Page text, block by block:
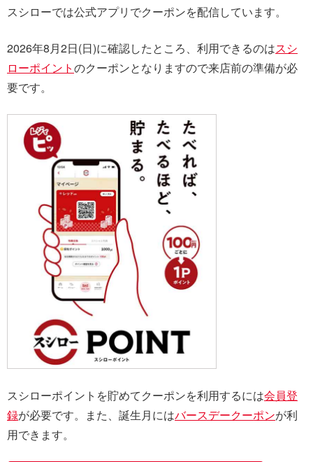
スシローでは公式アプリでクーポンを配信しています。
2026年8月2日(日)に確認したところ、利用できるのはスシ
ローポイントのクーポンとなりますので来店前の準備が必
要です。
スシローポイントを貯めてクーポンを利用するには会員登
録が必要です。また、誕生月にはバースデークーポンが利
用できます。